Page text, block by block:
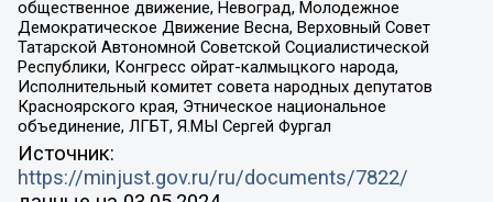
общественное движение, Невоград, Молодежное
Демократическое Движение Весна, Верховный Совет
Татарской Автономной Советской Социалистической
Республики, Конгресс ойрат-калмыцкого народа,
Исполнительный комитет совета народных депутатов
Красноярского края, Этническое национальное
объединение, ЛГБТ, Я.МЫ Сергей Фургал
Источник:
https://minjust.gov.ru/ru/documents/7822/